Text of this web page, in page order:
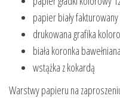
papier biały
drukowana grafika
biała koronka bawełniana
wstążka z kokardą
Warstwy papieru na